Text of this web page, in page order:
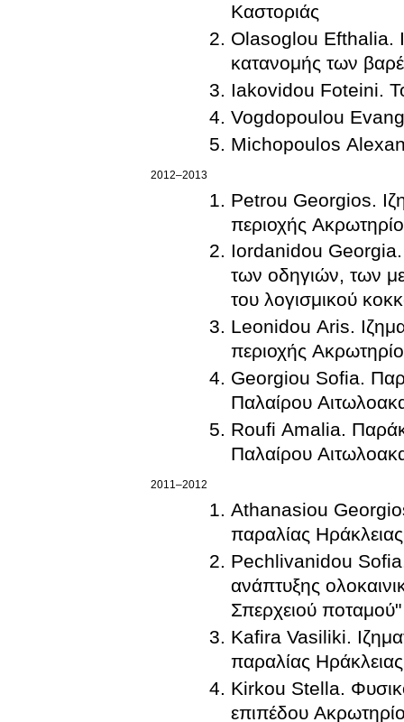
Καστοριάς
Olasoglou Efthalia.
κατανομής των
Iakovidou Foteini.
Vogdopoulou
Michopoulos
2012–2013
Petrou Georgios.
περιοχής
Iordanidou
των οδηγιών, των
του λογισμικού
Leonidou Aris.
περιοχής
Georgiou Sofia.
Παλαίρου
Roufi Amalia.
Παλαίρου
2011–2012
Athanasiou
παραλίας
Pechlivanidou Sofia.
ανάπτυξης
Σπερχειού ποταμού"
Kafira Vasiliki.
παραλίας
Kirkou Stella.
επιπέδου